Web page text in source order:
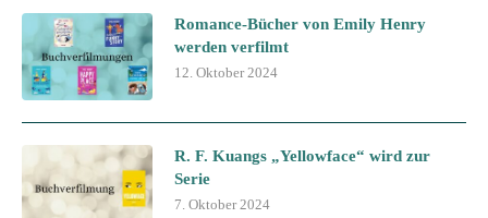
Romance-Bücher von Emily Henry
werden verfilmt
12. Oktober 2024
R. F. Kuangs „Yellowface“ wird zur
Serie
7. Oktober 2024